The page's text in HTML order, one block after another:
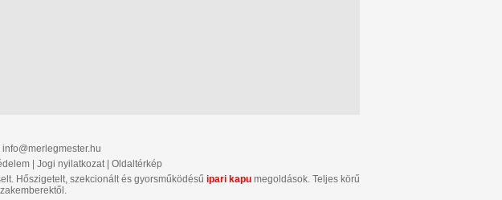
info@merlegmester.hu
Jogi nyilatkozat| Oldaltérkép
Hőszigetelt, szekcionált és gyorsműködésű ipari kapu megoldások. Teljes körű